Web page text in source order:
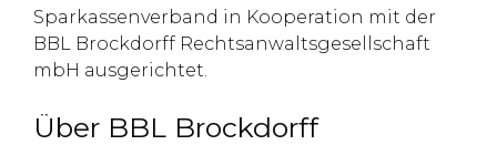
Sparkassenverband in Kooperation mit der
BBL Brockdorff Rechtsanwaltsgesellschaft
mbH ausgerichtet.
Über BBL Brockdorff